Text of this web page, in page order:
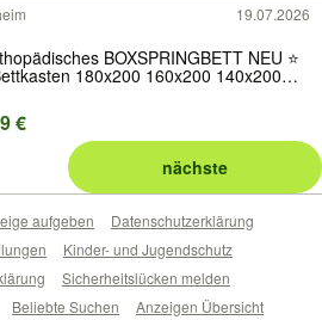
19.07.2026
BOXSPRINGBETT NEU ⭐
180x200 160x200 140x200
Luxus Stoff Samt H2 H3 H4
Kopfteil Möbel Sofa ABC
€
nächste
aufgeben
Datenschutzerklärung
Kinder- und Jugendschutz
Sicherheitslücken melden
Beliebte Suchen Anzeigen Übersicht